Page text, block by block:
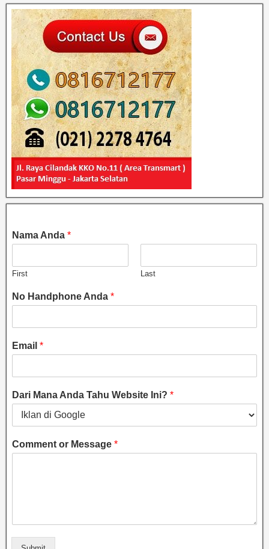
Nama Anda *
First Last
No Handphone Anda *
Email *
Dari Mana Anda Tahu Website Ini? *
Comment or Message *